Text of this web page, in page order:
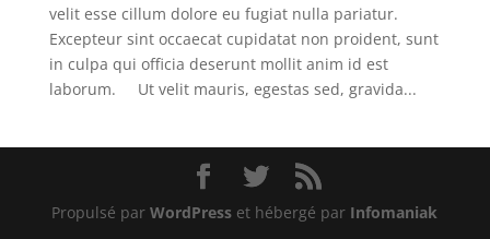
velit esse cillum dolore eu fugiat nulla pariatur.
Excepteur sint occaecat cupidatat non proident, sunt
in culpa qui officia deserunt mollit anim id est
laborum. Ut velit mauris, egestas sed, gravida...
Propulsé parWordPress et hébergé par Infomaniak